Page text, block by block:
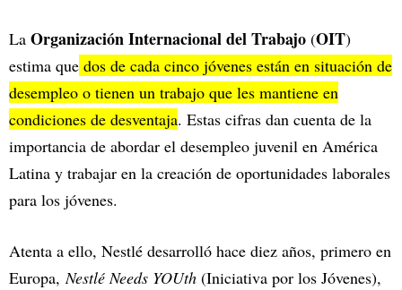
La Organización Internacional del Trabajo (OIT)
estima que dos de cada cinco jóvenes están en situación de
desempleo o tienen un trabajo que les mantiene en
condiciones de desventaja. Estas cifras dan cuenta de la
importancia de abordar el desempleo juvenil en América
Latina y trabajar en la creación de oportunidades laborales
para los jóvenes.
Atenta a ello, Nestlé desarrolló hace diez años, primero en
Europa,Nestlé Needs YOUth (Iniciativa por los Jóvenes),